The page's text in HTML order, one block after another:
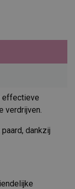
effectieve
verdrijven.
dankzij